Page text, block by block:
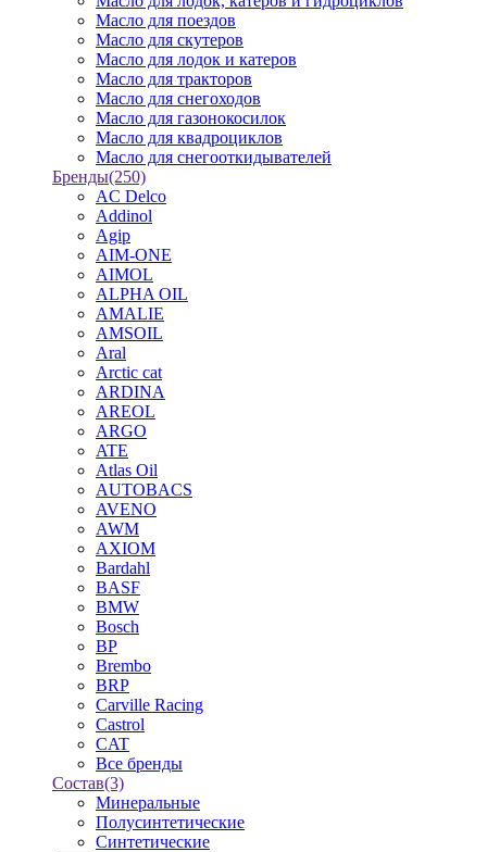
Масло для поездов
Масло для скутеров
Масло для лодок и катеров
Масло для тракторов
Масло для снегоходов
Масло для газонокосилок
Масло для квадроциклов
Масло для снегооткидывателей
Бренды(250)
AC Delco
Addinol
Agip
AIM-ONE
AIMOL
ALPHA OIL
AMALIE
AMSOIL
Aral
Arctic cat
ARDINA
AREOL
ARGO
ATE
Atlas Oil
AUTOBACS
AVENO
AWM
AXIOM
Bardahl
BASF
BMW
Bosch
BP
Brembo
BRP
Carville Racing
Castrol
CAT
Все бренды
Состав(3)
Минеральные
Полусинтетические
Синтетические